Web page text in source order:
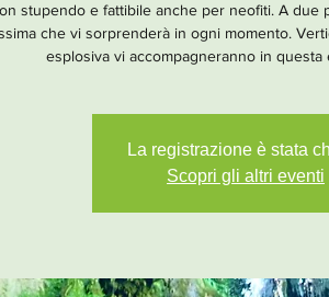
stupendo e fattibile anche per neofiti. A due
che vi sorprenderà in ogni momento.
esplosiva vi accompagneranno in questa
La registrazione è stata
Scopri gli altri eventi